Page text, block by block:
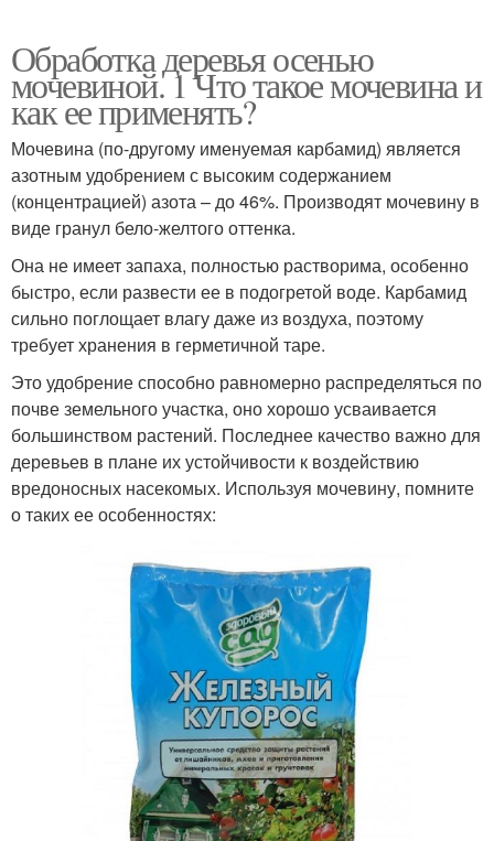
Обработка деревья осенью
мочевиной. 1 Что такое мочевина и
как ее применять?
Мочевина (по-другому именуемая карбамид) является
азотным удобрением с высоким содержанием
(концентрацией) азота – до 46%. Производят мочевину в
виде гранул бело-желтого оттенка.
Она не имеет запаха, полностью растворима, особенно
быстро, если развести ее в подогретой воде. Карбамид
сильно поглощает влагу даже из воздуха, поэтому
требует хранения в герметичной таре.
Это удобрение способно равномерно распределяться по
почве земельного участка, оно хорошо усваивается
большинством растений. Последнее качество важно для
деревьев в плане их устойчивости к воздействию
вредоносных насекомых. Используя мочевину, помните
о таких ее особенностях: